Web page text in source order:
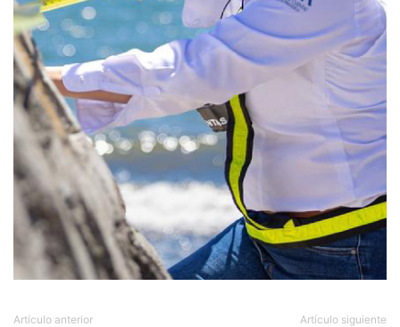
Artículo anterior Artículo siguiente